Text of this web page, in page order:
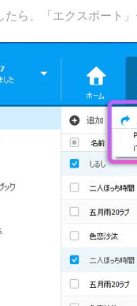
ら、「エクスポート